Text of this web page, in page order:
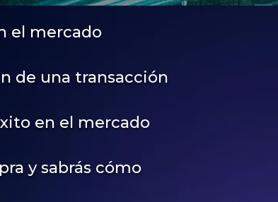
el mercado
de una transacción
en el mercado
y sabrás cómo